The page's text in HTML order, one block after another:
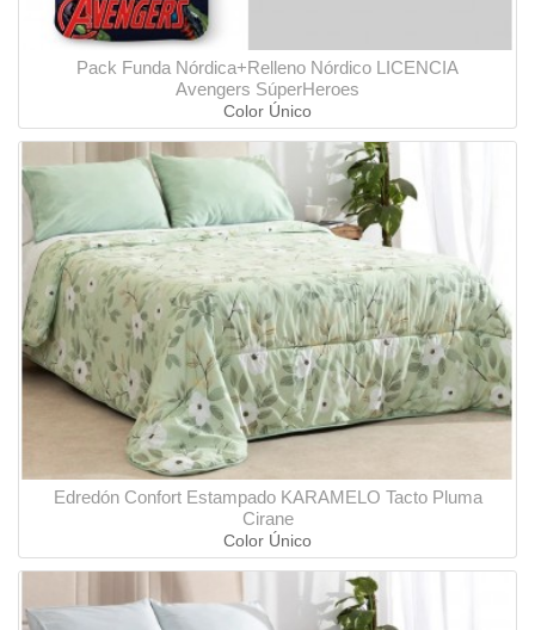
Pack Funda Nórdica+Relleno Nórdico LICENCIA
Avengers SúperHeroes
Color Único
Edredón Confort Estampado KARAMELO Tacto Pluma
Cirane
Color Único